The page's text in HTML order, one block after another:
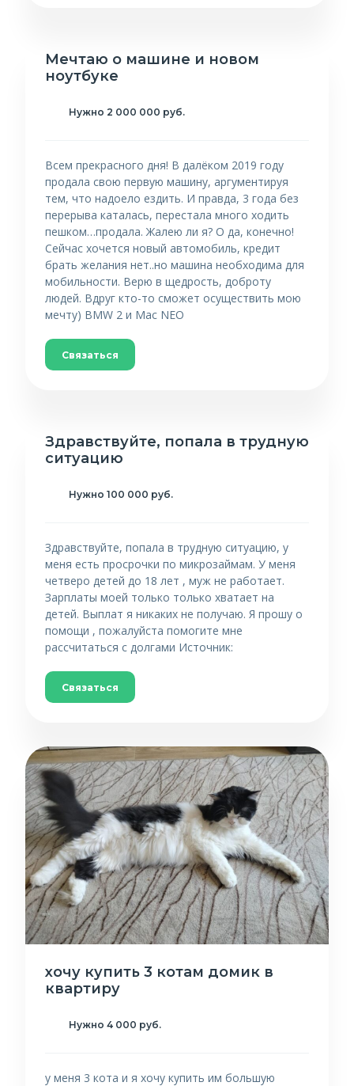
Мечтаю о машине и новом
ноутбуке
Нужно 2 000 000 руб.
Всем прекрасного дня! В далёком 2019 году
продала свою первую машину, аргументируя
тем, что надоело ездить. И правда, 3 года без
перерыва каталась, перестала много ходить
пешком…продала. Жалею ли я? О да, конечно!
Сейчас хочется новый автомобиль, кредит
брать желания нет..но машина необходима для
мобильности. Верю в щедрость, доброту
людей. Вдруг кто-то сможет осуществить мою
мечту) BMW 2 и Mac NEO
Связаться
Здравствуйте, попала в трудную
ситуацию
Нужно 100 000 руб.
Здравствуйте, попала в трудную ситуацию, у
меня есть просрочки по микрозаймам. У меня
четверо детей до 18 лет , муж не работает.
Зарплаты моей только только хватает на
детей. Выплат я никаких не получаю. Я прошу о
помощи , пожалуйста помогите мне
рассчитаться с долгами Источник:
Связаться
хочу купить 3 котам домик в
квартиру
Нужно 4 000 руб.
у меня 3 кота и я хочу купить им большую